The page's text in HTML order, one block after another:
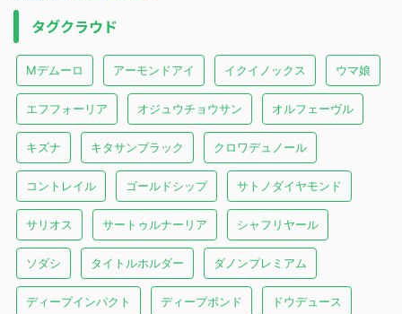
タグクラウド
Mデムーロ アーモンドアイ イクイノックス ウマ娘
エフフォーリア オジュウチョウサン オルフェーヴル
キズナ キタサンブラック クロワデュノール
コントレイル ゴールドシップ サトノダイヤモンド
サリオス サートゥルナーリア シャフリヤール
ソダシ タイトルホルダー ダノンプレミアム
ディープインパクト ディープボンド ドウデュース